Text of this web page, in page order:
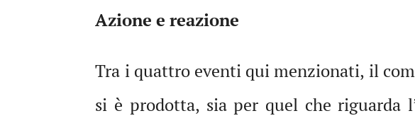
Azione e reazione
Tra i quattro eventi qui menzionati, il
si è prodotta, sia per quel che riguarda